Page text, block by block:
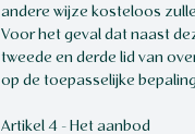
andere wijze kosteloos
Voor het geval dat naast
tweede en derde lid van
op de toepasselijke
Artikel 4 - Het aanbod